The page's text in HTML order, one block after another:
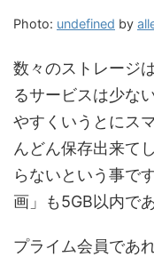
Photo: undefined by
数々のストレージ
るサービスは少な
やすくいうとにス
んどん保存出来て
らないという事で
画」も5GB以内で
プライム会員であ